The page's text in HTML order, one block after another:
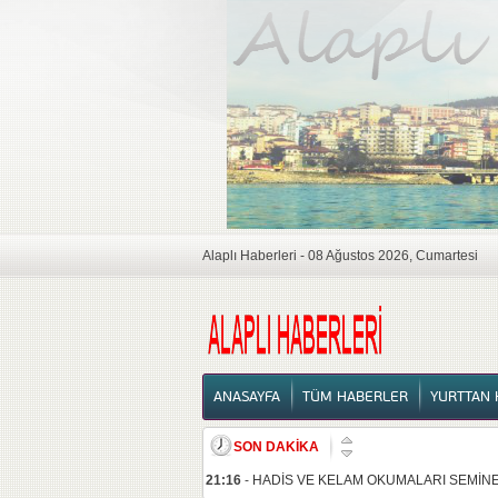
Alaplı Haberleri - 08 Ağustos 2026, Cumartesi
ANASAYFA
ANASAYFA TÜM HABERLER YURTTAN
SON DAKİKA
21:16 - HADİS VE KELAM OKUMALARI